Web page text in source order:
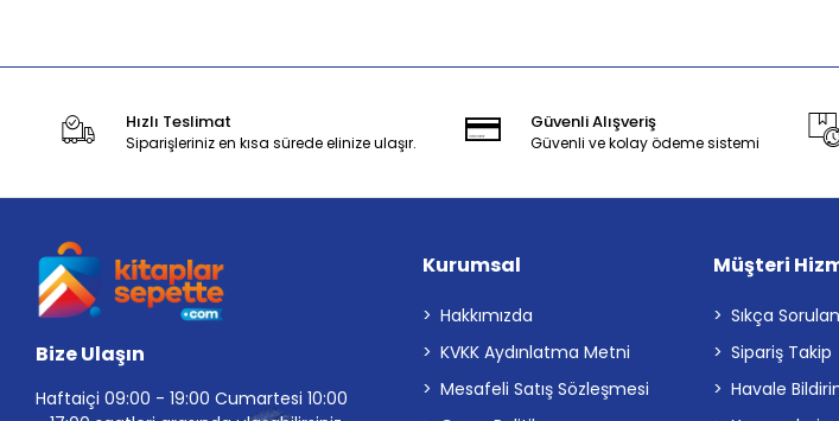
Hızlı Teslimat
Siparişleriniz en kısa sürede elinize ulaşır.
Güvenli Alışveriş
Güvenli ve kolay ödeme sistemi
Bize Ulaşın
Haftaiçi 09:00 - 19:00 Cumartesi 10:00
Kurumsal
Hakkımızda
KVKK Aydınlatma Metni
Mesafeli Satış Sözleşmesi
Müşteri
Sıkça
Sipariş Takip
Havale